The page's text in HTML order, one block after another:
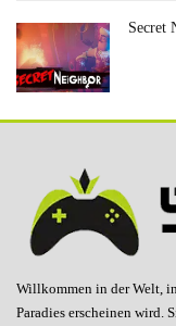
Secret
Willkommen in der Welt,
Paradies erscheinen wird.